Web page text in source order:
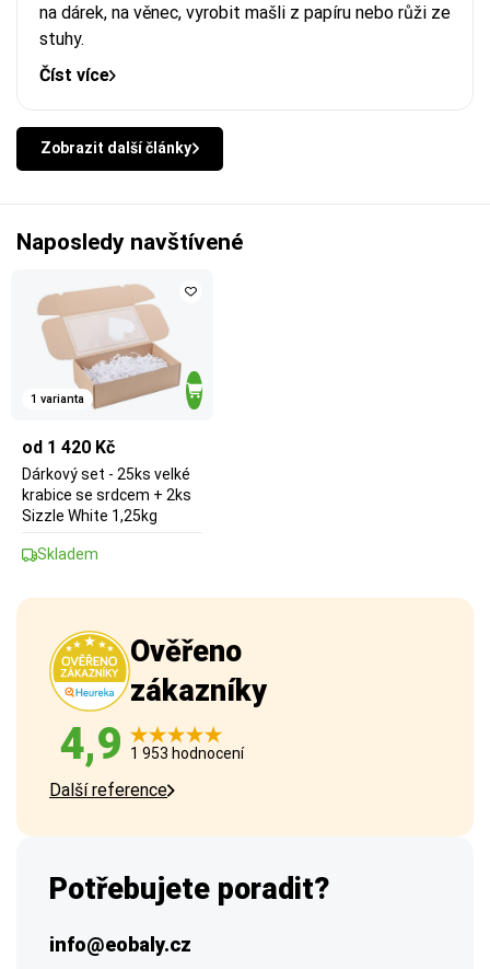
na dárek, na věnec, vyrobit mašli z papíru nebo růži ze
stuhy.
Číst více
Zobrazit další články
Naposledy navštívené
1 varianta
od 1 420 Kč
Dárkový set - 25ks velké
krabice se srdcem + 2ks
Sizzle White 1,25kg
Skladem
Ověřeno
zákazníky
4,9 1 953 hodnocení
Další reference
Potřebujete poradit?
info@eobaly.cz